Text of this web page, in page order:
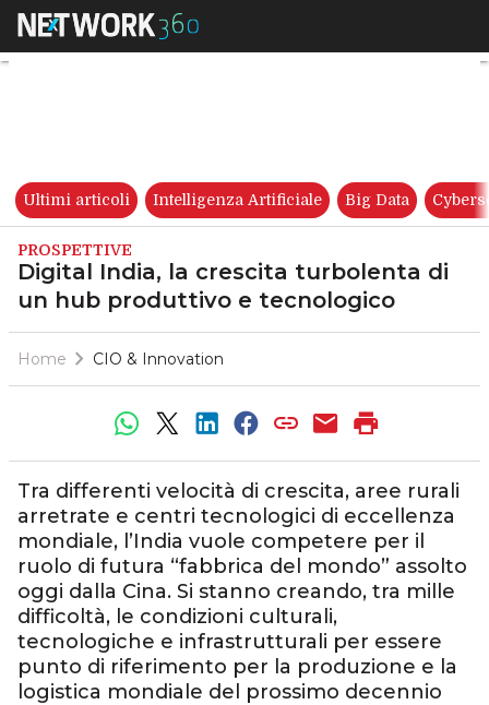
Digital India, la crescita
Ultimi articoli Intelligenza Artificiale Big Data
PROSPETTIVE
Digital India, la crescita turbolenta di
un hub produttivo e tecnologico
Home CIO & Innovation
Tra differenti velocità di crescita, aree rurali
arretrate e centri tecnologici di eccellenza
mondiale, l’India vuole competere per il
ruolo di futura “fabbrica del mondo” assolto
oggi dalla Cina. Si stanno creando, tra mille
difficoltà, le condizioni culturali,
tecnologiche e infrastrutturali per essere
punto di riferimento per la produzione e la
logistica mondiale del prossimo decennio